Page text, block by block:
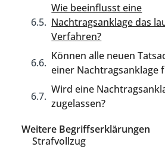
Wie beeinflusst eine
Nachtragsanklage das
Verfahren?
Können alle neuen
einer Nachtragsanklage
Wird eine
zugelassen?
Weitere Begriffserklärungen
Strafvollzug